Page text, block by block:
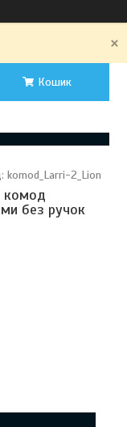
Кошик
комод
без ручок
komod_Larri-2_Lion